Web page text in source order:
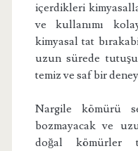
içerdikleri
ve kullanımı
kimyasal tat
uzun sürede
temiz ve saf bir
Nargile kömürü
bozmayacak ve
doğal kömürler